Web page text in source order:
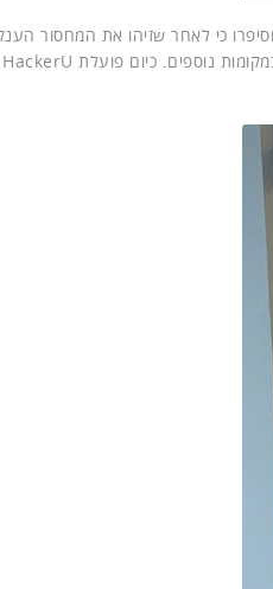
כי לאחר שזיהו את המחסור